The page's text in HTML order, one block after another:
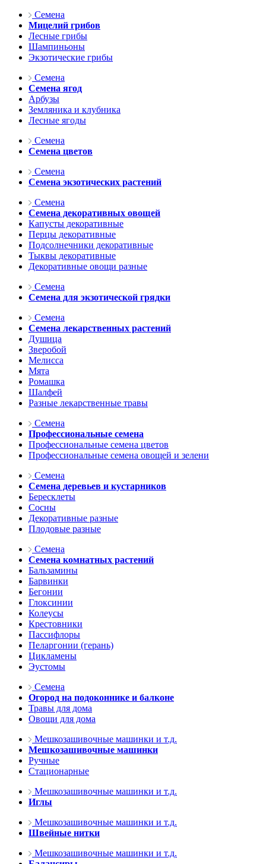
Семена
Мицелий грибов
Лесные грибы
Шампиньоны
Экзотические грибы
Семена
Семена ягод
Арбузы
Земляника и клубника
Лесные ягоды
Семена
Семена цветов
Семена
Семена экзотических растений
Семена
Семена декоративных овощей
Капусты декоративные
Перцы декоративные
Подсолнечники декоративные
Тыквы декоративные
Декоративные овощи разные
Семена
Семена для экзотической грядки
Семена
Семена лекарственных растений
Душица
Зверобой
Мелисса
Мята
Ромашка
Шалфей
Разные лекарственные травы
Семена
Профессиональные семена
Профессиональные семена цветов
Профессиональные семена овощей и зелени
Семена
Семена деревьев и кустарников
Бересклеты
Сосны
Декоративные разные
Плодовые разные
Семена
Семена комнатных растений
Бальзамины
Барвинки
Бегонии
Глоксинии
Колеусы
Крестовники
Пассифлоры
Пеларгонии (герань)
Цикламены
Эустомы
Семена
Огород на подоконнике и балконе
Травы для дома
Овощи для дома
Мешкозашивочные машинки и т.д.
Мешкозашивочные машинки
Ручные
Стационарные
Мешкозашивочные машинки и т.д.
Иглы
Мешкозашивочные машинки и т.д.
Швейные нитки
Мешкозашивочные машинки и т.д.